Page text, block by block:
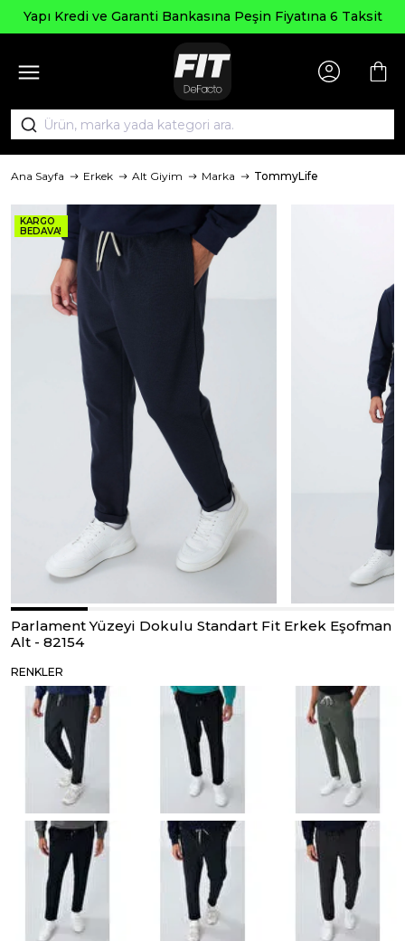
ve Garanti Bankasına Peşin Fiyatına 6 Taksit
Ana Sayfa Erkek Alt Giyim Marka TommyLife
KARGO
BEDAVA!
Parlament Yüzeyi Dokulu Standart Fit Erkek Eşofman
Alt - 82154
RENKLER